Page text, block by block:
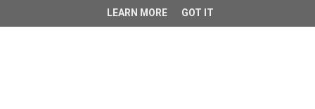
LEARN MORE GOT IT